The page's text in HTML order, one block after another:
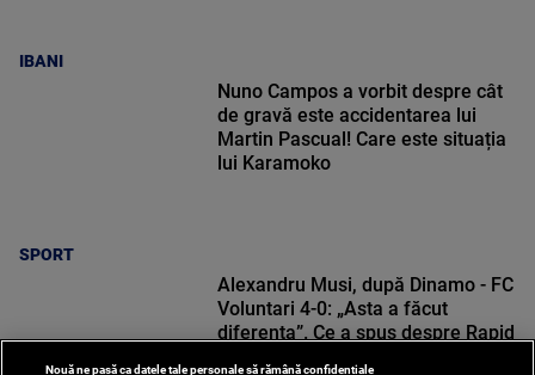
IBANI
SPORT
Nuno Campos a vorbit despre cât
de gravă este accidentarea lui
Martin Pascual! Care este situația
lui Karamoko
Alexandru Musi, după Dinamo - FC
Voluntari 4-0: „Asta a făcut
diferența”. Ce a spus despre Rapid
Nouă ne pasă ca datele tale personale să rămână confidențiale